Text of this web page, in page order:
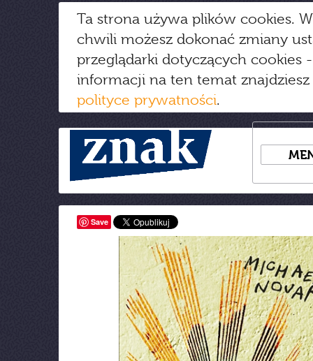
Ta strona używa plików cookies.
chwili możesz dokonać zmiany
przeglądarki dotyczących cookies
informacji na ten temat
polityce prywatności.
Save